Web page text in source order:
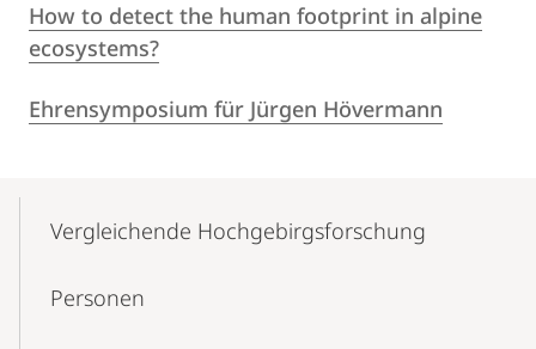
How to detect the human footprint in alpine
ecosystems?
Ehrensymposium für Jürgen Hövermann
NavigationVergleichende Hochgebirgsforschung
Personen